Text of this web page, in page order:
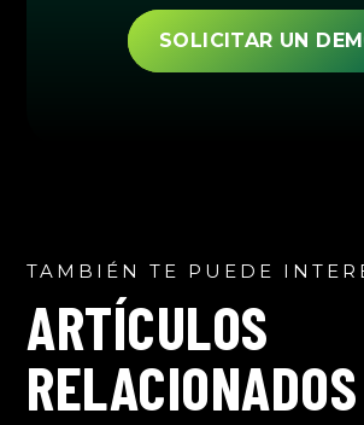
SOLICITAR UN
TAMBIÉN TE PUEDE
ARTÍCULOS
RELACIONADOS